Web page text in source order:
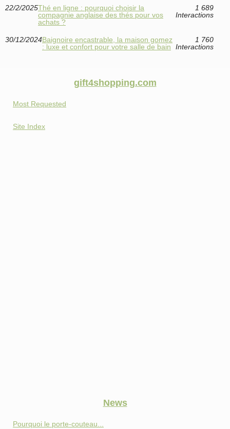
22/2/2025Thé en ligne : pourquoi choisir la
compagnie anglaise des thés pour vos
achats ?
1 689
Interactions
30/12/2024Baignoire encastrable, la maison gomez
: luxe et confort pour votre salle de bain
1 760
Interactions
gift4shopping.com
Most Requested
Site Index
News
Pourquoi le porte-couteau...